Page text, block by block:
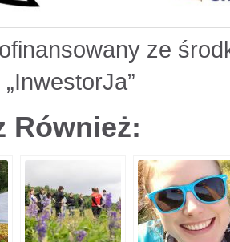
ze
Również: